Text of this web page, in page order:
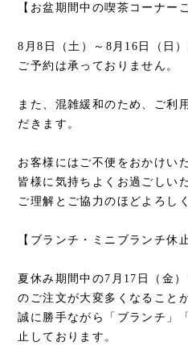
【お盆期間中の喫茶コーナー
8月8日（土）～8月16日（日
ご予約は承っておりません。
また、混雑緩和のため、ご利
だきます。
お客様にはご不便をおかけい
皆様に気持ちよくお過ごしい
ご理解とご協力のほどよろし
【ブランチ・ミニブランチ休
夏休み期間中の7月17日（金
のご注文が大変多くなること
誠に勝手ながら「ブランチ」
止しております。